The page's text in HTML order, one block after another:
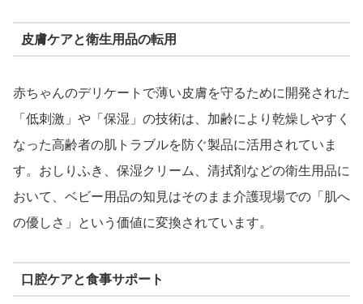
皮膚ケアと衛生用品の転用
赤ちゃんのデリケートで薄い皮膚を守るために開発された
「低刺激」や「保湿」の技術は、加齢により乾燥しやすく
なった高齢者の肌トラブルを防ぐ製品に活用されていま
す。おしりふき、保湿クリーム、清拭剤などの衛生用品に
おいて、ベビー用品の知見はそのまま介護現場での「肌へ
の優しさ」という価値に変換されています。
口腔ケアと食事サポート